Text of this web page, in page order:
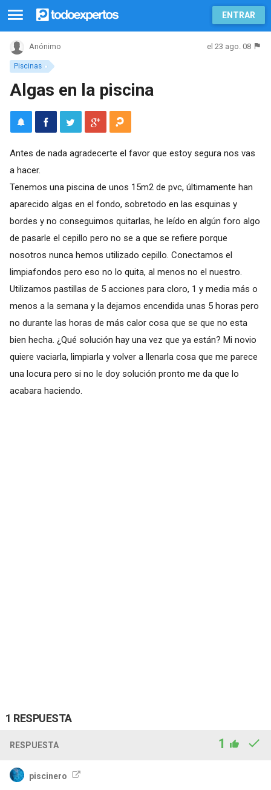
ENTRAR
Piscinas
Anónimo el 23 ago. 08
Algas en la piscina
Antes de nada agradecerte el favor que estoy segura nos vas
a hacer.
Tenemos una piscina de unos 15m2 de pvc, últimamente han
aparecido algas en el fondo, sobretodo en las esquinas y
bordes y no conseguimos quitarlas, he leído en algún foro algo
de pasarle el cepillo pero no se a que se refiere porque
nosotros nunca hemos utilizado cepillo. Conectamos el
limpiafondos pero eso no lo quita, al menos no el nuestro.
Utilizamos pastillas de 5 acciones para cloro, 1 y media más o
menos a la semana y la dejamos encendida unas 5 horas pero
no durante las horas de más calor cosa que se que no esta
bien hecha. ¿Qué solución hay una vez que ya están? Mi novio
quiere vaciarla, limpiarla y volver a llenarla cosa que me parece
una locura pero si no le doy solución pronto me da que lo
acabara haciendo.
1 RESPUESTA
RESPUESTA 1
piscinero